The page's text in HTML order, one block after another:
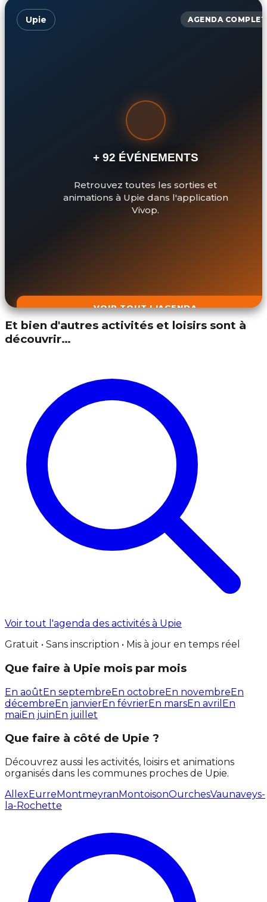
Upie AGENDA COMPLET
+ 92 ÉVÉNEMENTS
Retrouvez toutes les sorties et
animations à Upie dans l'application
Vivop.
VOIR TOUT L'AGENDA
Et bien d'autres activités et loisirs sont à
découvrir…
Voir tout l'agenda des activités à Upie
Gratuit • Sans inscription • Mis à jour en temps réel
Que faire à Upie mois par mois
En aoûtEn septembreEn octobreEn novembreEn
décembreEn janvierEn févrierEn marsEn avril En
maiEn juinEn juillet
Que faire à côté de Upie ?
Découvrez aussi les activités, loisirs et animations
organisés dans les communes proches de Upie.
AllexEurreMontmeyranMontoisonOurchesVaunaveys-
la-Rochette